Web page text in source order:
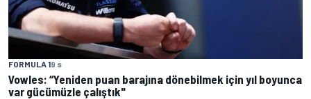
FORMULA 19 s
Vowles: “Yeniden puan barajına dönebilmek için yıl boyunca
var gücümüzle çalıştık"